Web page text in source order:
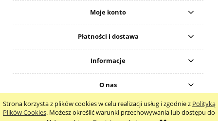
Strona korzysta z plików cookies w celu realizacji usług i zgodnie z Polityką
Plików Cookies. Możesz określić warunki przechowywania lub dostępu do
Moje konto
Płatności i dostawa
Informacje
O nas
pokaż pełną wersję strony